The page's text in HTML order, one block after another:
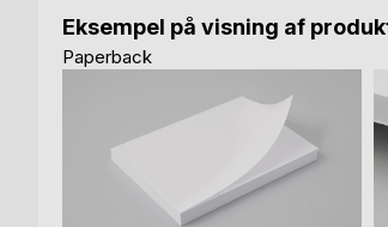
Eksempel på visning af
Paperback